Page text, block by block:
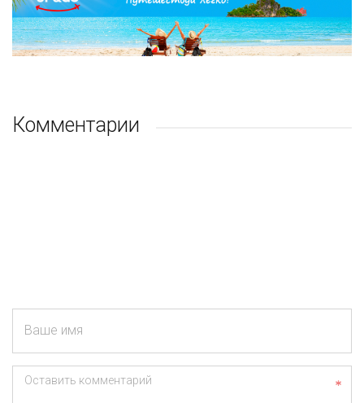
Комментарии
Ваше имя
Оставить комментарий